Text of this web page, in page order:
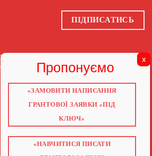
ПІДПИСАТИСЬ
ПРО НАС
НАВЧАННЯ
КНИГИ
«ЗАМОВИТИ НАПИСАННЯ
ГРАНТОВОЇ ЗАЯВКИ «ПІД
КЛЮЧ»
«НАВЧИТИСЯ ПИСАТИ